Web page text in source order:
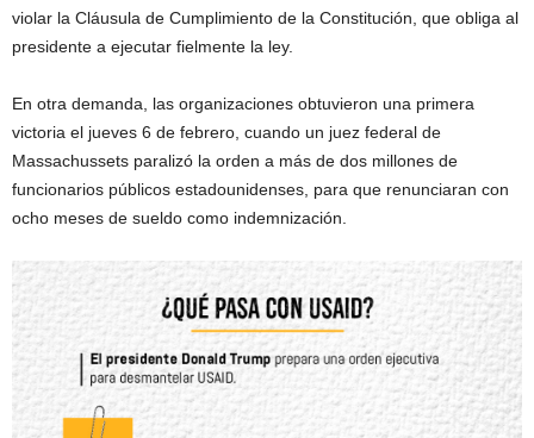
violar la Cláusula de Cumplimiento de la Constitución, que obliga al
presidente a ejecutar fielmente la ley.
En otra demanda, las organizaciones obtuvieron una primera
victoria el jueves 6 de febrero, cuando un juez federal de
Massachussets paralizó la orden a más de dos millones de
funcionarios públicos estadounidenses, para que renunciaran con
ocho meses de sueldo como indemnización.